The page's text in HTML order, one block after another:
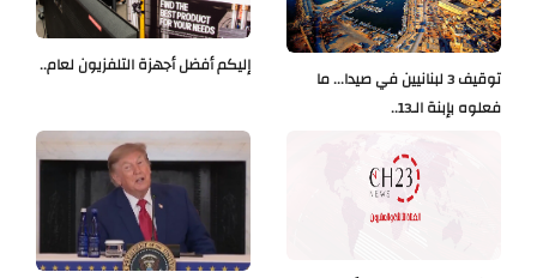
إليكم أفضل أجهزة التلفزيون لعام..
توقيف 3 لبنانيين في صيدا... ما
فعلوه بإبنة الـ13..